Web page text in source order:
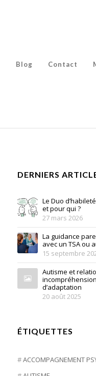
Blog Contact
DERNIERS
Le Duo
et pour qui ?
27 mars 2026
La guidance
avec un TSA ou
15 septembre
Autisme et
d’adaptation
20 août 2025
ÉTIQUETTES
ACCOMPAGNEMENT